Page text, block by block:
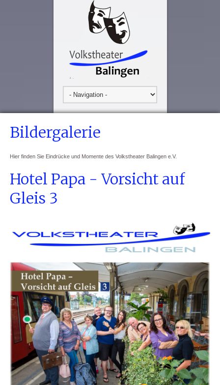
Bildergalerie
Hier finden Sie Eindrücke und Momente des Volkstheater Balingen e.V.
Hotel Papa - Vorsicht auf
Gleis 3